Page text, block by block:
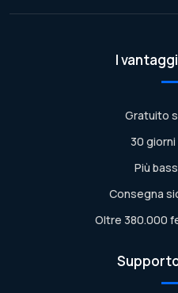
I
Gratuito
30
Più
Consegna
Oltre 380.000